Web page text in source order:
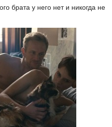
брата у него нет и никогда не